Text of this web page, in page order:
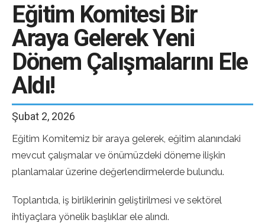
Eğitim Komitesi Bir
Araya Gelerek Yeni
Dönem Çalışmalarını Ele
Aldı!
Şubat 2, 2026
Eğitim Komitemiz bir araya gelerek, eğitim alanındaki
mevcut çalışmalar ve önümüzdeki döneme ilişkin
planlamalar üzerine değerlendirmelerde bulundu.
Toplantıda, iş birliklerinin geliştirilmesi ve sektörel
ihtiyaçlara yönelik başlıklar ele alındı.